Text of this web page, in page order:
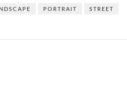
PORTRAIT STREET